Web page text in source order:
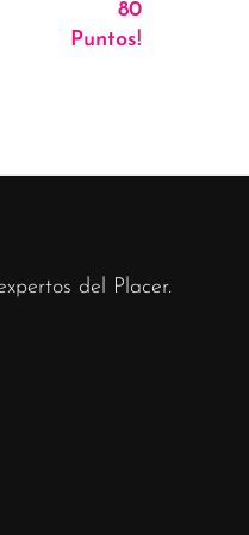
80
Puntos!
del Placer.